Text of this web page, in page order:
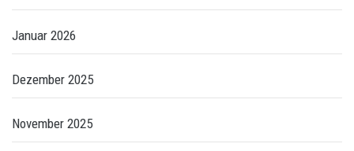
Januar 2026
Dezember 2025
November 2025